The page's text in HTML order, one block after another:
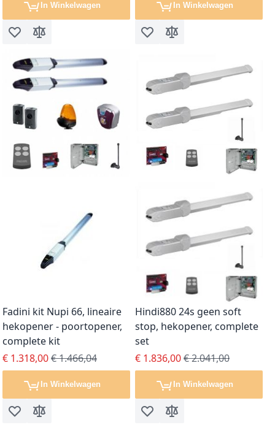
In Winkelwagen
Voeg toe aan verlanglijst
Toevoegen om te vergelijken
In Winkelwagen
Voeg toe aan verlanglijst
Toevoegen om te
Fadini kit Nupi 66, lineaire
hekopener - poortopener,
complete kit
Special Price
€ 1.318,00Regular Price
€ 1.466,04
In Winkelwagen
Voeg toe aan verlanglijst
Toevoegen om te vergelijken
Hindi880 24s geen soft
stop, hekopener, complete
set
Special Price
€ 1.836,00Regular Price
€ 2.041,00
In Winkelwagen
Voeg toe aan verlanglijst
Toevoegen om te